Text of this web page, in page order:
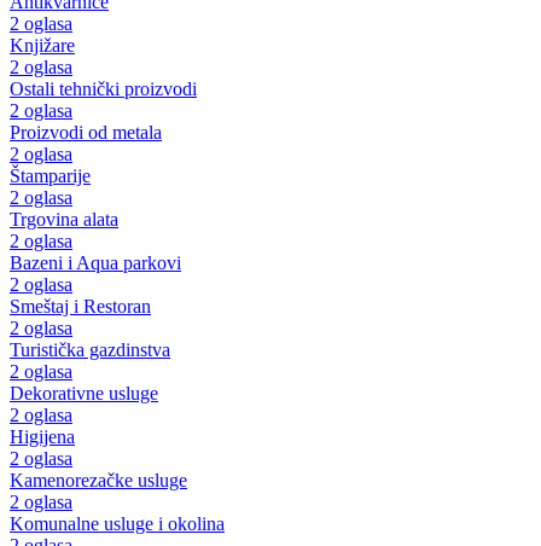
2 oglasa
Knjižare
2 oglasa
Ostali tehnički proizvodi
2 oglasa
Proizvodi od metala
2 oglasa
Štamparije
2 oglasa
Trgovina alata
2 oglasa
Bazeni i Aqua parkovi
2 oglasa
Smeštaj i Restoran
2 oglasa
Turistička gazdinstva
2 oglasa
Dekorativne usluge
2 oglasa
Higijena
2 oglasa
Kamenorezačke usluge
2 oglasa
Komunalne usluge i okolina